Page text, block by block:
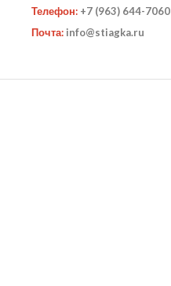
Телефон: +7 (963) 644-7060
Почта: info@stiagka.ru